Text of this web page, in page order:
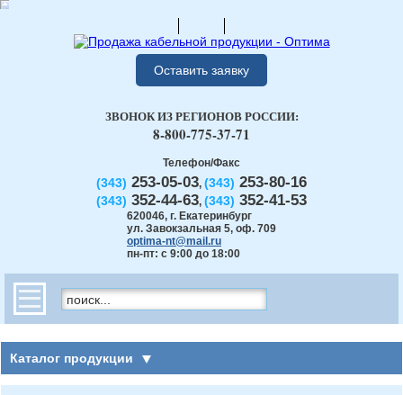
Оставить заявку
Телефон/Факс
(343) 253-05-03, (343) 253-80-16
(343) 352-44-63, (343) 352-41-53
620046, г. Екатеринбург
ул. Завокзальная 5, оф. 709
optima-nt@mail.ru
пн-пт: с 9:00 до 18:00
ЗВОНОК ИЗ РЕГИОНОВ РОССИИ:
8-800-775-37-71
Каталог продукции